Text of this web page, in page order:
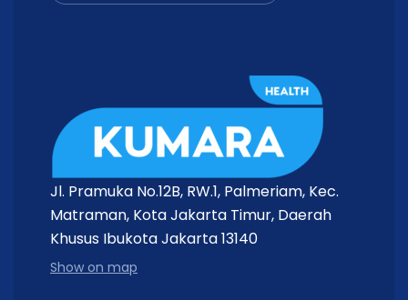
Jl. Pramuka No.12B, RW.1, Palmeriam, Kec.
Matraman, Kota Jakarta Timur, Daerah
Khusus Ibukota Jakarta 13140
Show on map